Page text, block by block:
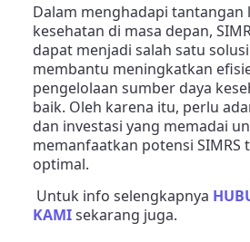
Dalam menghadapi tantangan
kesehatan di masa depan,
dapat menjadi salah satu
membantu meningkatkan
pengelolaan sumber daya
baik. Oleh karena itu, perlu
dan investasi yang memadai
memanfaatkan potensi SIMRS
optimal.
Untuk info selengkapnya
KAMIsekarang juga.